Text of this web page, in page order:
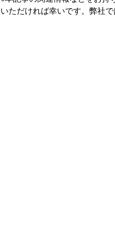
いただければ幸いです。弊社